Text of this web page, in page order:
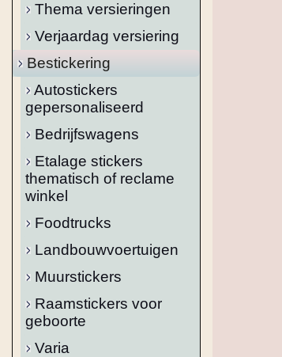
Thema versieringen
Verjaardag versiering
Bestickering
Autostickers
gepersonaliseerd
Bedrijfswagens
Etalage stickers
thematisch of reclame
winkel
Foodtrucks
Landbouwvoertuigen
Muurstickers
Raamstickers voor
geboorte
Varia